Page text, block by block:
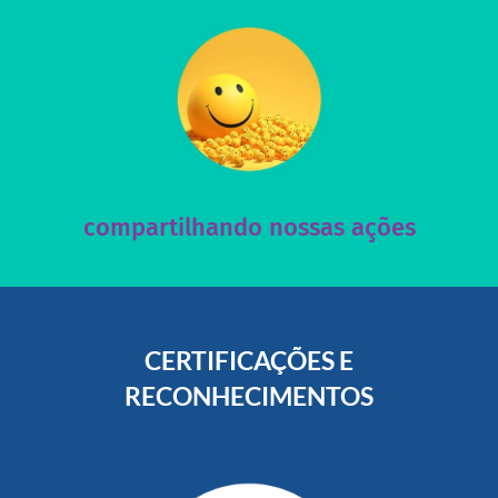
compartilhando nossas ações
Acesse nossas redes sociais e nos ajude compartilhando
nossos posts e nosso site!
acesse nosso instagram
CERTIFICAÇÕES E
RECONHECIMENTOS